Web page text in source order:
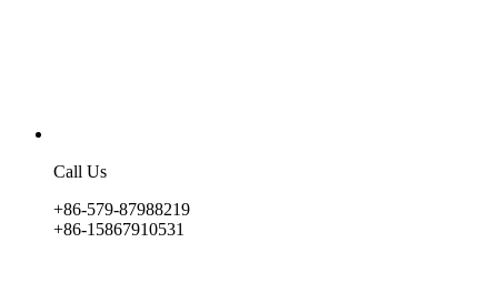
Call Us
+86-579-87988219
+86-15867910531